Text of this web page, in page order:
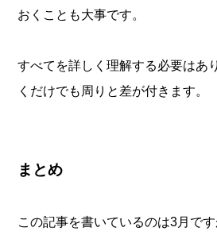
おくことも大事です。
すべてを詳しく理解する必要はあ
くだけでも周りと差が付きます。
まとめ
この記事を書いているのは3月で